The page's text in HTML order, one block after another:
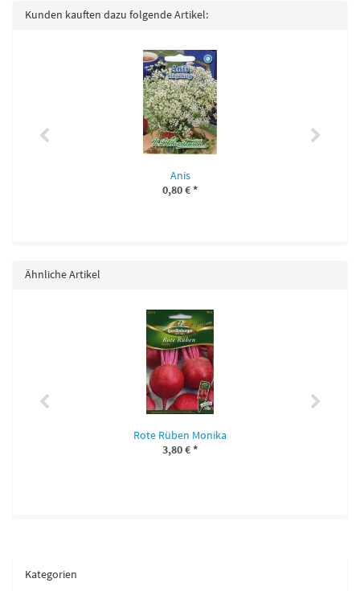
Kunden kauften dazu folgende Artikel:
Anis
0,80 €*
Ähnliche Artikel
Rote Rüben Monika
3,80 €*
Kategorien